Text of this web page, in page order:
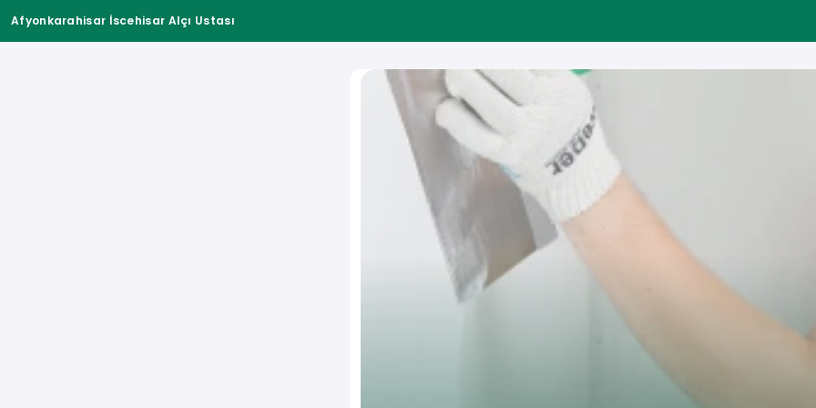
Afyonkarahisar İscehisar Alçı Ustası